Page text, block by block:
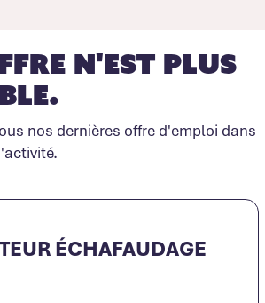
n'est plus
nos dernières offre d'emploi dans
ÉCHAFAUDAGE